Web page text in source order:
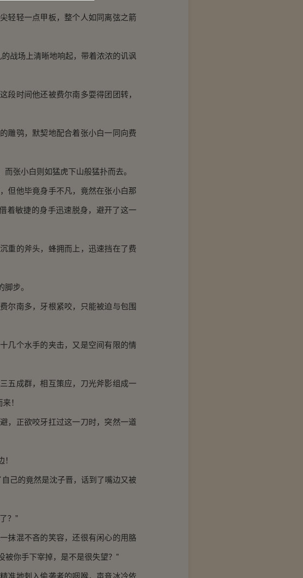
轻一点甲板，整个人如同离弦之箭
战场上清晰地响起，带着浓浓的讥讽
时间他还被费尔南多耍得团团转，
鸮，默契地配合着张小白一同向费
张小白则如猛虎下山般猛扑而去。
他毕竟身手不凡，竟然在张小白那
着敏捷的身手迅速脱身，避开了这一
的斧头，蜂拥而上，迅速挡在了费
步。
南多，牙根紧咬，只能被迫与包围
个水手的夹击，又是空间有限的情
成群，相互策应，刀光斧影组成一
！
正欲咬牙扛过这一刀时，突然一道
的竟然是沈子晋，话到了嘴边又被
？”
混不吝的笑容，还很有闲心的用胳
被你手下宰掉，是不是很失望？”
地刺入偷袭者的咽喉，声音冰冷依